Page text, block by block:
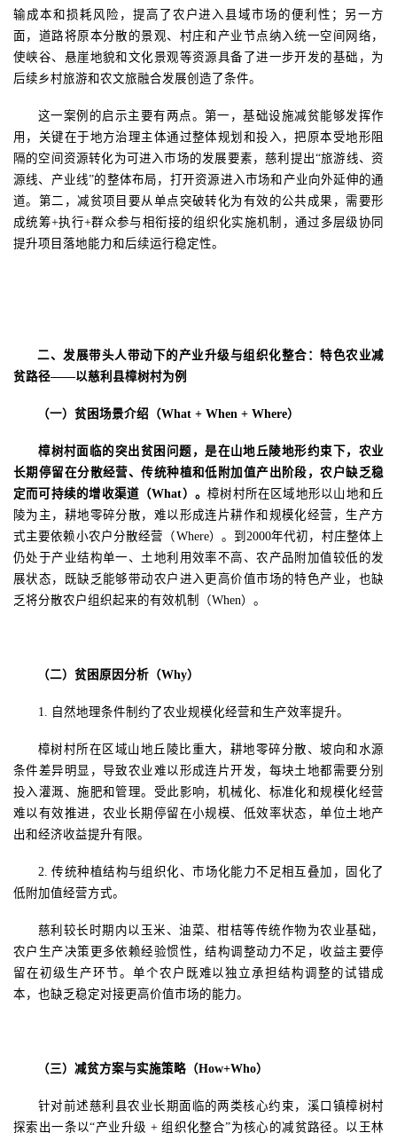
输成本和损耗风险，提高了农户进入县域市场的便利性；另一方
面，道路将原本分散的景观、村庄和产业节点纳入统一空间网络，
使峡谷、悬崖地貌和文化景观等资源具备了进一步开发的基础，为
后续乡村旅游和农文旅融合发展创造了条件。
这一案例的启示主要有两点。第一，基础设施减贫能够发挥作
用，关键在于地方治理主体通过整体规划和投入，把原本受地形阻
隔的空间资源转化为可进入市场的发展要素，慈利提出“旅游线、资
源线、产业线”的整体布局， 打开资源进入市场和产业向外延伸的通
道。第二，减贫项目要从单点突破转化为有效的公共成果，需要形
成统筹+执行+群众参与相衔接的组织化实施机制，通过多层级协同
提升项目落地能力和后续运行稳定性。
二、发展带头人带动下的产业升级与组织化整合：特色农业减
贫路径——以慈利县樟树村为例
（一）贫困场景介绍（What + When + Where）
樟树村面临的突出贫困问题，是在山地丘陵地形约束下，农业
长期停留在分散经营、传统种植和低附加值产出阶段，农户缺乏稳
定而可持续的增收渠道（What）。樟树村所在区域地形以山地和丘
陵为主，耕地零碎分散，难以形成连片耕作和规模化经营，生产方
式主要依赖小农户分散经营（Where）。到 2000年代初，村庄整体上
仍处于产业结构单一、土地利用效率不高、农产品附加值较低的发
展状态，既缺乏能够带动农户进入更高价值市场的特色产业，也缺
乏将分散农户组织起来的有效机制（When）。
（二）贫困原因分析（Why）
1. 自然地理条件制约了农业规模化经营和生产效率提升。
樟树村所在区域山地丘陵比重大，耕地零碎分散、坡向和水源
条件差异明显，导致农业难以形成连片开发，每块土地都需要分别
投入灌溉、施肥和管理。受此影响，机械化、标准化和规模化经营
难以有效推进，农业长期停留在小规模、低效率状态，单位土地产
出和经济收益提升有限。
2.传统种植结构与组织化、市场化能力不足相互叠加，固化了
低附加值经营方式。
慈利较长时期内以玉米、油菜、柑桔等传统作物为农业基础，
农户生产决策更多依赖经验惯性，结构调整动力不足 ， 收益主要停
留在初级生产环节。 单个农户既难以独立承担结构调整的试错成
本，也缺乏稳定对接更高价值市场的能力。
（三）减贫方案与实施策略（How+Who）
针对前述慈利县农业长期面临的两类核心约束 ， 溪口镇樟树村
探索出一条以“产业升级 +组织化整合”为核心的减贫路径。以王林